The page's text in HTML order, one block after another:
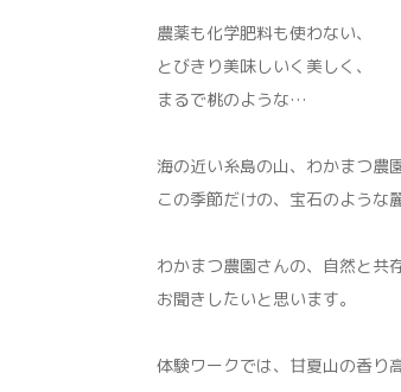
農薬も化学肥料も使わない、
とびきり美味しいく美しく、
まるで桃のような…
海の近い糸島の山、わかまつ農
この季節だけの、宝石のような
わかまつ農園さんの、自然と共
お聞きしたいと思います。
体験ワークでは、甘夏山の香り